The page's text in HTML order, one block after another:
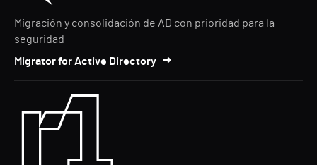
Migración y consolidación de AD con prioridad para la
seguridad
Migrator for Active Directory